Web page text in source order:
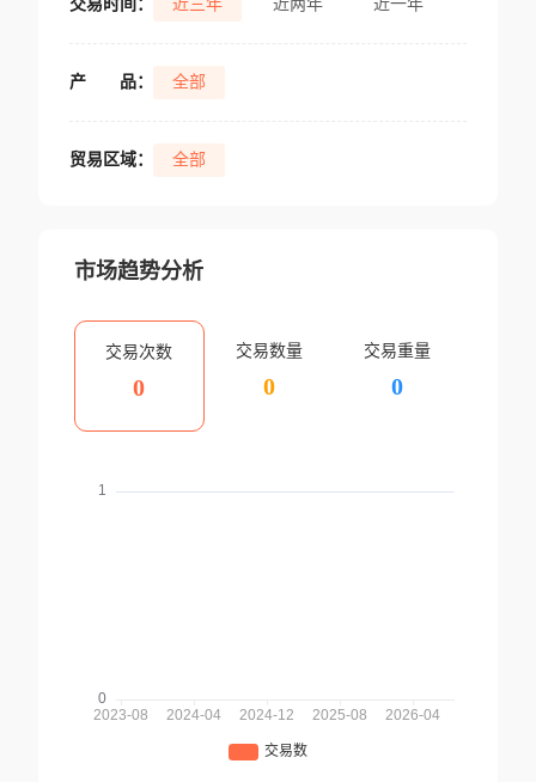
交易时间： 近三年 近两年 近一年
产 品： 全部
贸易区域： 全部
市场趋势分析
交易次数
0
交易数量
0
交易重量
0